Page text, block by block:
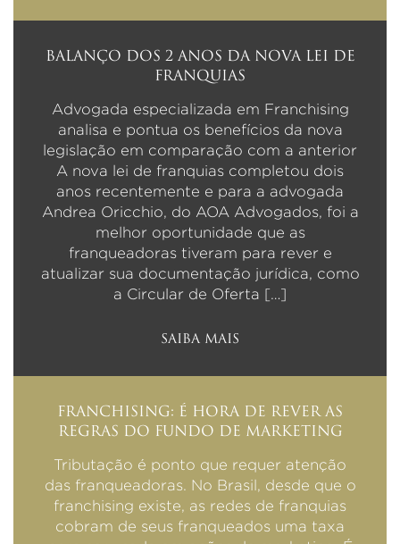
BALANÇO DOS 2 ANOS DA NOVA LEI DE
FRANQUIAS
Advogada especializada em Franchising
analisa e pontua os benefícios da nova
legislação em comparação com a anterior
A nova lei de franquias completou dois
anos recentemente e para a advogada
Andrea Oricchio, do AOA Advogados, foi a
melhor oportunidade que as
franqueadoras tiveram para rever e
atualizar sua documentação jurídica, como
a Circular de Oferta […]
SAIBA MAIS
FRANCHISING: É HORA DE REVER AS
REGRAS DO FUNDO DE MARKETING
Tributação é ponto que requer atenção
das franqueadoras. No Brasil, desde que o
franchising existe, as redes de franquias
cobram de seus franqueados uma taxa